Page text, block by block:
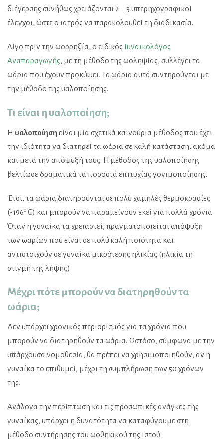
διέγερσης συνήθως χρειάζονται 2 – 3 υπερηχογραφικοί
έλεγχοι, ώστε ο ιατρός να παρακολουθεί τη διαδικασία.
Λίγο πριν την ωορρηξία, ο ειδικός Γυναικολόγος
Αναπαραγωγής, με τη μέθοδο της ωοληψίας, συλλέγει τα
ωάρια που έχουν προκύψει. Τα ωάρια αυτά συντηρούνται με
την μέθοδο της υαλοποίησης.
Τι είναι η υαλοποίηση;
Η υαλοποίηση είναι μία σχετικά καινούρια μέθοδος που έχει
την ιδιότητα να διατηρεί τα ωάρια σε καλή κατάσταση, ακόμα
και μετά την απόψυξή τους. Η μέθοδος της υαλοποίησης
βελτίωσε δραματικά τα ποσοστά επιτυχίας γονιμοποίησης.
Έτσι, τα ωάρια διατηρούνται σε πολύ χαμηλές θερμοκρασίες
(-196ο C) και μπορούν να παραμείνουν εκεί για πολλά χρόνια.
Όταν η γυναίκα τα χρειαστεί, πραγματοποιείται απόψυξη
των ωαρίων που είναι σε πολύ καλή ποιότητα και
αντιστοιχούν σε γυναίκα μικρότερης ηλικίας (ηλικία τη
στιγμή της λήψης).
Μέχρι πότε μπορούν να διατηρηθούν τα
ωάρια;
Δεν υπάρχει χρονικός περιορισμός για τα χρόνια που
μπορούν να διατηρηθούν τα ωάρια. Ωστόσο, σύμφωνα με την
υπάρχουσα νομοθεσία, θα πρέπει να χρησιμοποιηθούν, αν η
γυναίκα το επιθυμεί, μέχρι τη συμπλήρωση των 50 χρόνων
της.
Ανάλογα την περίπτωση και τις προσωπικές ανάγκες της
γυναίκας, υπάρχει η δυνατότητα να καταφύγουμε στη
μέθοδο συντήρησης του ωοθηκικού της ιστού.